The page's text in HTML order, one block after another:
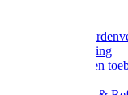
Rapide
Ruiter kleding
Hoofdstellen